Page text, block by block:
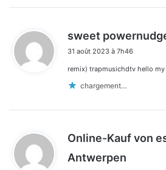
sweet
31 août 2023 à 7h46
remix) trapmusichdtv hello
chargement…
Online-Kauf von
Antwerpen